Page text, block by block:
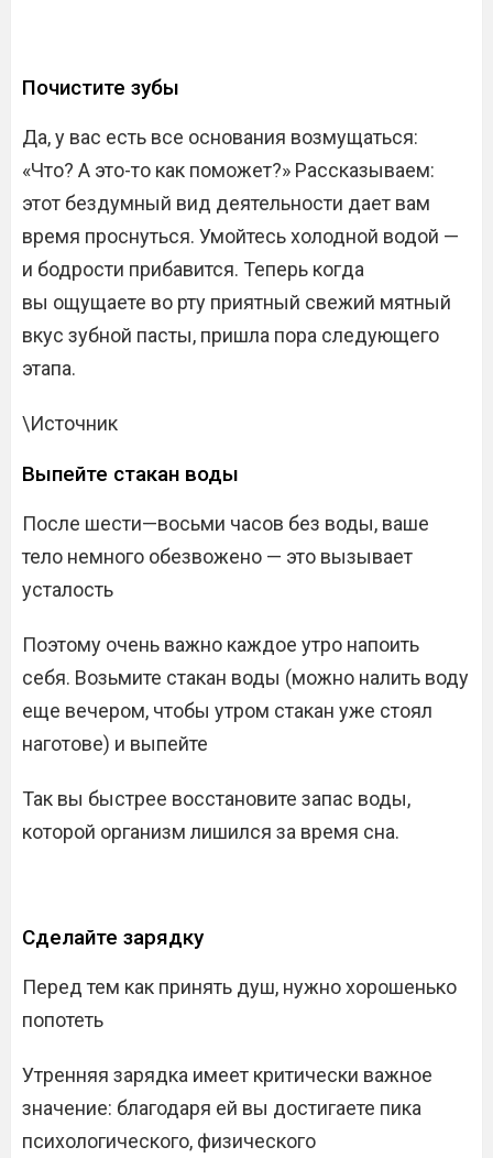
Почистите зубы
Да, у вас есть все основания возмущаться:
«Что? А это-то как поможет?» Рассказываем:
этот бездумный вид деятельности дает вам
время проснуться. Умойтесь холодной водой —
и бодрости прибавится. Теперь когда
вы ощущаете во рту приятный свежий мятный
вкус зубной пасты, пришла пора следующего
этапа.
\Источник
Выпейте стакан воды
После шести—восьми часов без воды, ваше
тело немного обезвожено — это вызывает
усталость
Поэтому очень важно каждое утро напоить
себя. Возьмите стакан воды (можно налить воду
еще вечером, чтобы утром стакан уже стоял
наготове) и выпейте
Так вы быстрее восстановите запас воды,
которой организм лишился за время сна.
Сделайте зарядку
Перед тем как принять душ, нужно хорошенько
попотеть
Утренняя зарядка имеет критически важное
значение: благодаря ей вы достигаете пика
психологического, физического